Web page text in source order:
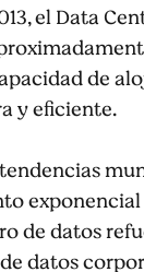
el Data
de
y eficiente.
exponencial
de datos
datos